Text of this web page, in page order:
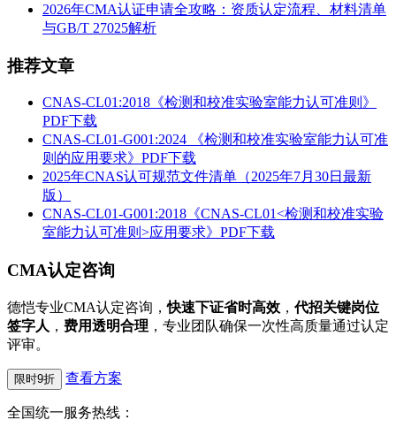
2026年CMA认证申请全攻略：资质认定流程、材料清单
与GB/T 27025解析
推荐文章
CNAS-CL01:2018《检测和校准实验室能力认可准则》
PDF下载
CNAS-CL01-G001:2024 《检测和校准实验室能力认可准
则的应用要求》PDF下载
2025年CNAS认可规范文件清单（2025年7月30日最新
版）
CNAS-CL01-G001:2018《CNAS-CL01<检测和校准实验
室能力认可准则>应用要求》PDF下载
CMA认定咨询
德恺专业CMA认定咨询，快速下证省时高效 ，代招关键岗位
签字人 ， 费用透明合理 ，专业团队确保一次性高质量通过认定
评审。
限时9折 查看方案
全国统一服务热线：